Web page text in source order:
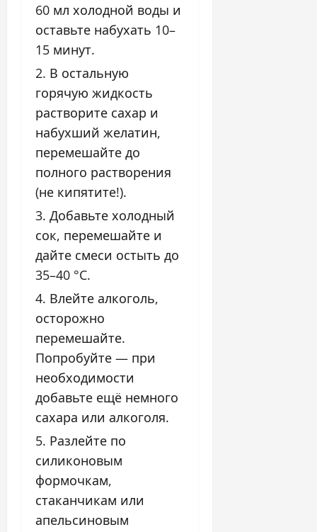
60 мл холодной воды и
оставьте набухать 10–
15 минут.
В остальную
горячую жидкость
растворите сахар и
набухший желатин,
перемешайте до
полного растворения
(не кипятите!).
Добавьте холодный
сок, перемешайте и
дайте смеси остыть до
35–40 °C.
Влейте алкоголь,
осторожно
перемешайте.
Попробуйте — при
необходимости
добавьте ещё немного
сахара или алкоголя.
Разлейте по
силиконовым
формочкам,
стаканчикам или
апельсиновым